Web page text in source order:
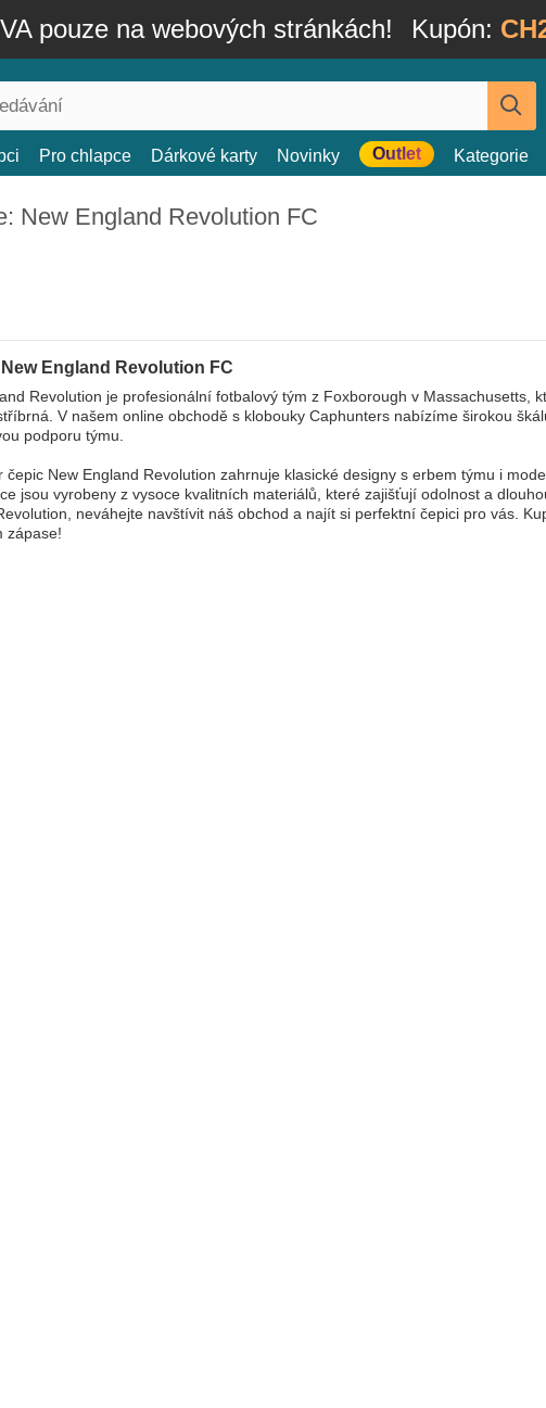
pouze na webových stránkách! Kupón:
Pro chlapce Dárkové karty Novinky Outlet Kategorie
New England Revolution FC
England Revolution FC
Revolution je profesionální fotbalový tým z Foxborough v Massachusetts,
V našem online obchodě s klobouky Caphunters nabízíme širokou
podporu týmu.
čepic New England Revolution zahrnuje klasické designy s erbem týmu i
jsou vyrobeny z vysoce kvalitních materiálů, které zajišťují odolnost a
neváhejte navštívit náš obchod a najít si perfektní čepici pro vás.
zápase!